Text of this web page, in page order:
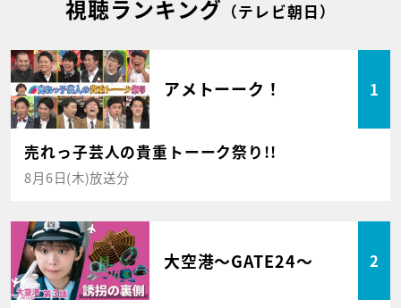
視聴ランキング （テレビ朝日）
アメトーーク！ 1
売れっ子芸人の貴重トーーク祭り!!
8月6日(木)放送分
大空港～GATE24～ 2